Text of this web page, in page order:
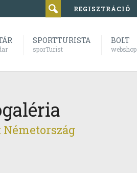
REGISZTRÁCIÓ
SPORTTURISTA
sporTurist
BOLT
webshop
Németország